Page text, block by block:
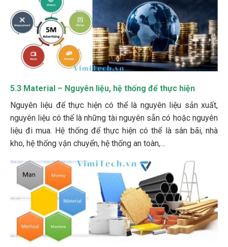
5.3 Material – Nguyên liệu, hệ thống để thực hiện
Nguyên liệu để thực hiện có thể là nguyên liệu sản xuất,
nguyên liệu có thể là những tài nguyên sẵn có hoặc nguyên
liệu đi mua. Hệ thống để thực hiện có thể là sân bãi, nhà
kho, hệ thống vận chuyển, hệ thống an toàn,…